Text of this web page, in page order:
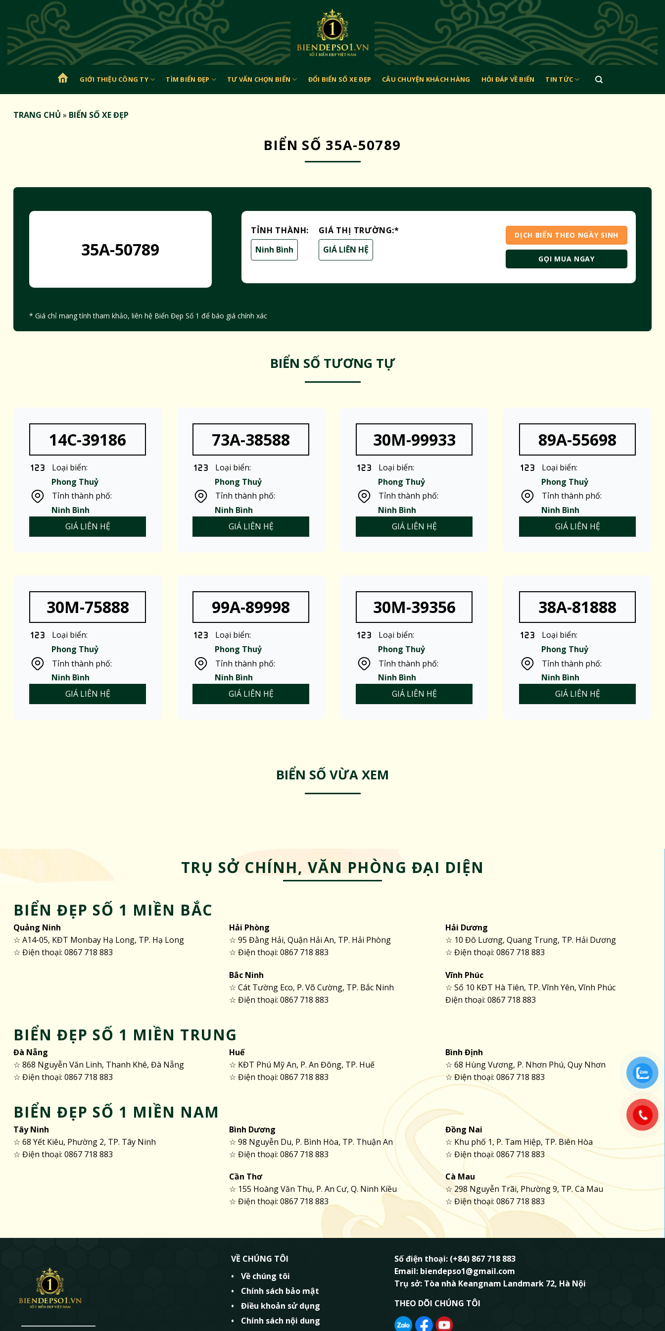
nội
dung
TRANGGIỚI THIỆU CÔNG TY TÌM BIỂN ĐẸP TƯ VẤN CHỌN BIỂN ĐỔI BIỂN SỐ XE ĐẸP CÂU CHUYỆN KHÁCH HÀNG HỎI ĐÁP VỀ BIỂN TIN TỨC
TRANG CHỦ » BIỂN SỐ XE ĐẸP
BIỂN SỐ 35A-50789
35A-50789
TỈNH THÀNH:
Ninh Bình
GIÁ THỊ TRƯỜNG:*
GIÁ LIÊN HỆ
DỊCH BIỂN THEO NGÀY SINH
GỌI MUA NGAY
* Giá chỉ mang tính tham khảo, liên hệ Biển Đẹp Số 1 để báo giá chính xác
BIỂN SỐ TƯƠNG TỰ
14C-39186
Loại biển:
Phong Thuỷ
Tỉnh thành phố:
Ninh Bình
GIÁ LIÊN HỆ
73A-38588
Loại biển:
Phong Thuỷ
Tỉnh thành phố:
Ninh Bình
GIÁ LIÊN HỆ
30M-99933
Loại biển:
Phong Thuỷ
Tỉnh thành phố:
Ninh Bình
GIÁ LIÊN HỆ
89A-55698
Loại biển:
Phong Thuỷ
Tỉnh thành phố:
Ninh Bình
GIÁ LIÊN HỆ
30M-75888
Loại biển:
Phong Thuỷ
Tỉnh thành phố:
Ninh Bình
GIÁ LIÊN HỆ
99A-89998
Loại biển:
Phong Thuỷ
Tỉnh thành phố:
Ninh Bình
GIÁ LIÊN HỆ
30M-39356
Loại biển:
Phong Thuỷ
Tỉnh thành phố:
Ninh Bình
GIÁ LIÊN HỆ
38A-81888
Loại biển:
Phong Thuỷ
Tỉnh thành phố:
Ninh Bình
GIÁ LIÊN HỆ
BIỂN SỐ VỪA XEM
TRỤ SỞ CHÍNH, VĂN PHÒNG ĐẠI DIỆN
BIỂN ĐẸP SỐ 1 MIỀN BẮC
Quảng Ninh
☆ A14-05, KĐT Monbay Hạ Long, TP. Hạ Long
☆ Điện thoại: 0867 718 883
Hải Phòng
☆ 95 Đằng Hải, Quận Hải An, TP. Hải Phòng
☆ Điện thoại: 0867 718 883
Bắc Ninh
☆ Cát Tường Eco, P. Võ Cường, TP. Bắc Ninh
☆ Điện thoại: 0867 718 883
Hải Dương
☆ 10 Đô Lương, Quang Trung, TP. Hải Dương
☆ Điện thoại: 0867 718 883
Vĩnh Phúc
☆ Số 10 KĐT Hà Tiên, TP. Vĩnh Yên, Vĩnh Phúc
Điện thoại: 0867 718 883
BIỂN ĐẸP SỐ 1 MIỀN TRUNG
Đà Nẵng
☆ 868 Nguyễn Văn Linh, Thanh Khê, Đà Nẵng
☆ Điện thoại: 0867 718 883
Huế
☆ KĐT Phú Mỹ An, P. An Đông, TP. Huế
☆ Điện thoại: 0867 718 883
Bình Định
☆ 68 Hùng Vương, P. Nhơn Phú, Quy Nhơn
☆ Điện thoại: 0867 718 883
BIỂN ĐẸP SỐ 1 MIỀN NAM
Tây Ninh
☆ 68 Yết Kiêu, Phường 2, TP. Tây Ninh
☆ Điện thoại: 0867 718 883
Bình Dương
☆ 98 Nguyễn Du, P. Bình Hòa, TP. Thuận An
☆ Điện thoại: 0867 718 883
Cần Thơ
☆ 155 Hoàng Văn Thụ, P. An Cư, Q. Ninh Kiều
☆ Điện thoại: 0867 718 883
Đồng Nai
☆ Khu phố 1, P. Tam Hiệp, TP. Biên Hòa
☆ Điện thoại: 0867 718 883
Cà Mau
☆ 298 Nguyễn Trãi, Phường 9, TP. Cà Mau
☆ Điện thoại: 0867 718 883
VỀ CHÚNG TÔI
Về chúng tôi
Chính sách bảo mật
Điều khoản sử dụng
Chính sách nội dung
Số điện thoại: (+84) 867 718 883
Email: biendepso1@gmail.com
Trụ sở: Tòa nhà Keangnam Landmark 72, Hà Nội
THEO DÕI CHÚNG TÔI